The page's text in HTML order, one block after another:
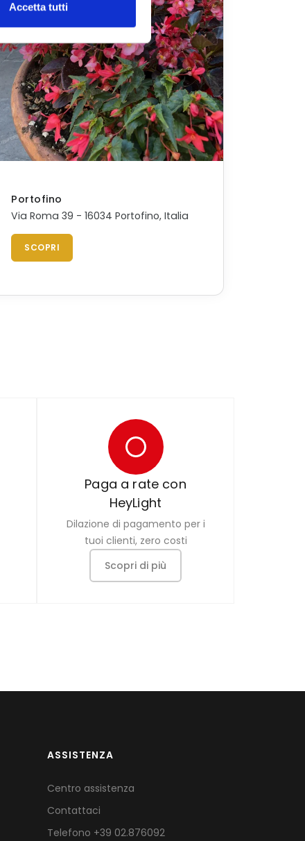
Accetta tutti
Portofino
Via Roma 39 - 16034 Portofino, Italia
SCOPRI
Paga a rate con
HeyLight
Dilazione di pagamento per i
tuoi clienti, zero costi
Scopri di più
ASSISTENZA
Centro assistenza
Contattaci
Telefono +39 02.876092